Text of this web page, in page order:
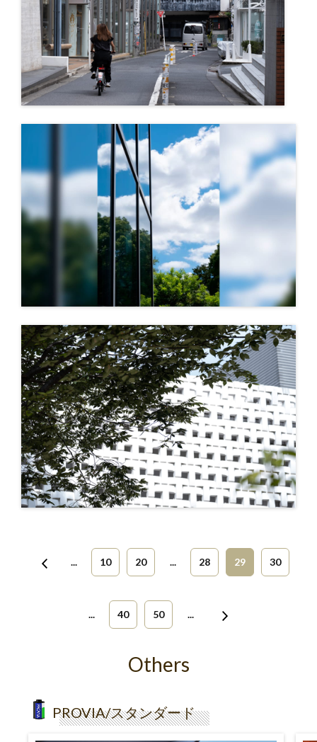
... 10 20 ... 28 29 30
... 40 50 ...
Others
PROVIA/スタンダード